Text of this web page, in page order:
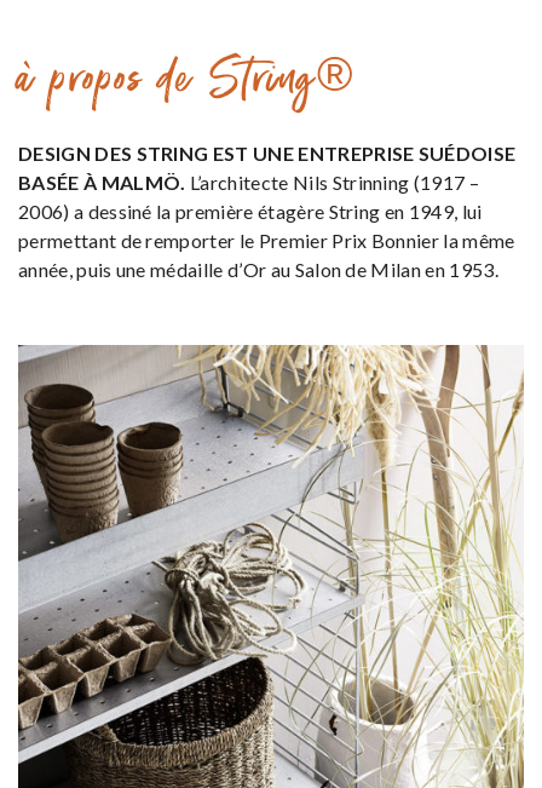
à propos de String®
DESIGN DES STRING EST UNE ENTREPRISE SUÉDOISE
BASÉE À MALMÖ. L’architecte Nils Strinning (1917 –
2006) a dessiné la première étagère String en 1949, lui
permettant de remporter le Premier Prix Bonnier la même
année, puis une médaille d’Or au Salon de Milan en 1953.